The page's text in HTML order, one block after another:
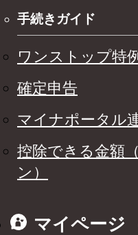
手続きガイド
ワンストップ特
確定申告
マイナポータル
控除できる金額
ン）
マイページ